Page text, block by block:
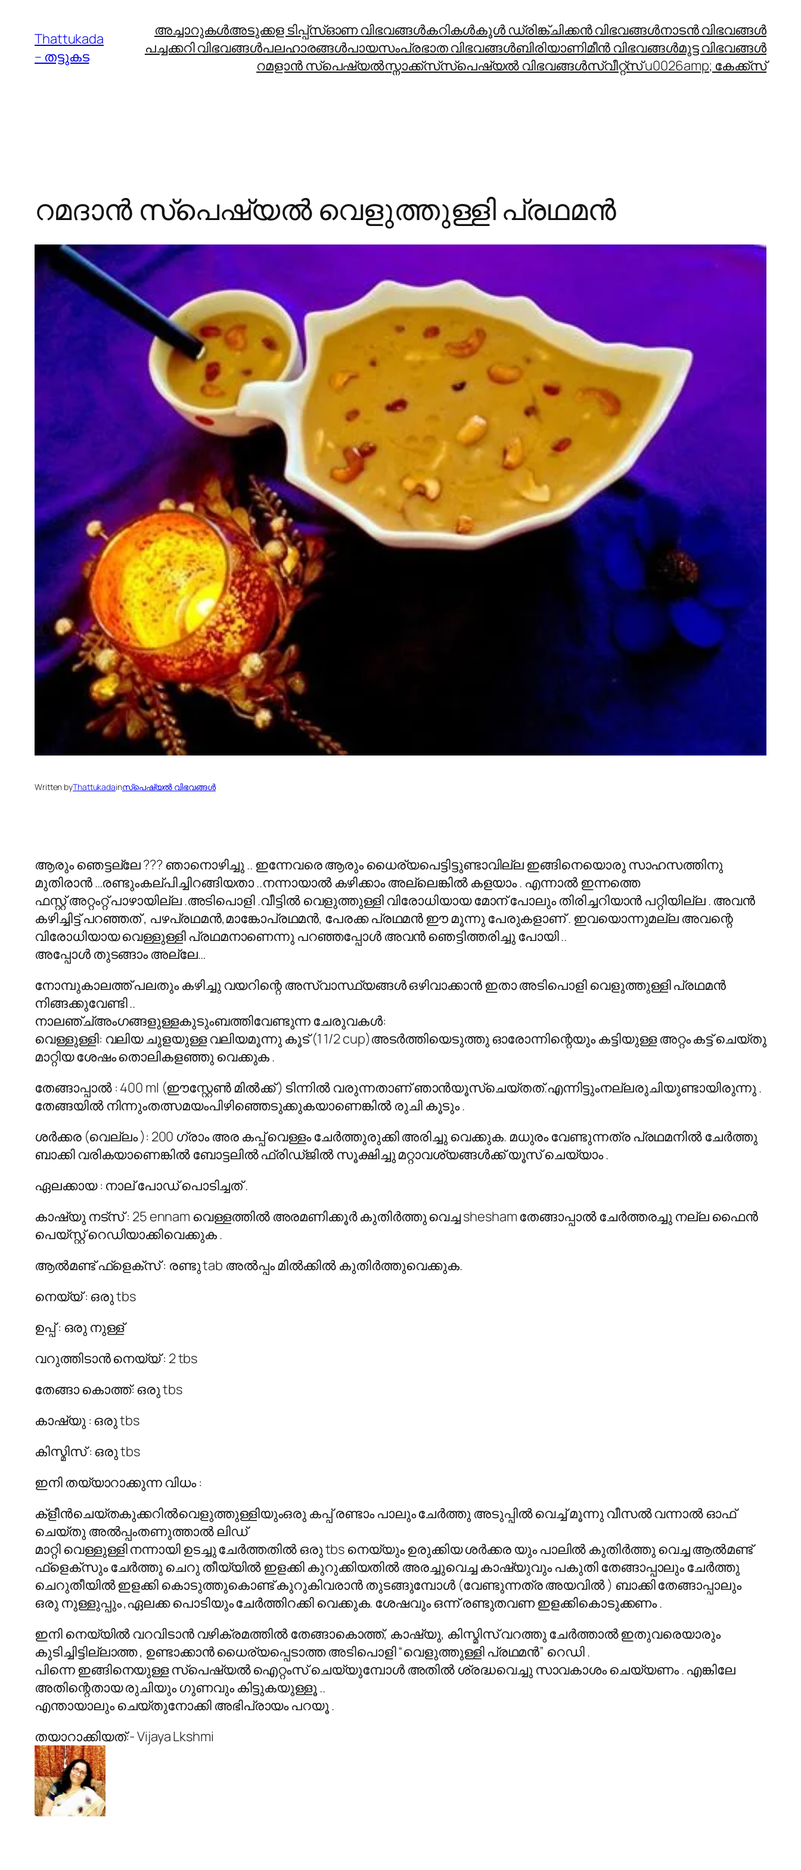
content
Thattukada
– തട്ടുകട
അച്ചാറുകള്‍അടുക്കള ടിപ്പ്സ്ഓണ വിഭവങ്ങൾകറികള്‍കൂള്‍ ഡ്രിങ്ക്ചിക്കന്‍ വിഭവങ്ങള്‍നാടന്‍ വിഭവങ്ങള്‍
പച്ചക്കറി വിഭവങ്ങള്‍പലഹാരങ്ങള്‍പായസംപ്രഭാത വിഭവങ്ങള്‍ബിരിയാണിമീന്‍ വിഭവങ്ങള്‍മുട്ട വിഭവങ്ങള്‍
റമളാന്‍ സ്പെഷ്യല്‍സ്നാക്ക്സ്സ്പെഷ്യല്‍ വിഭവങ്ങള്‍സ്വീറ്റ്സ് u0026amp; കേക്ക്സ്
റമദാൻ സ്‌പെഷ്യൽ വെളുത്തുള്ളി പ്രഥമൻ
Written byThattukadainസ്പെഷ്യല്‍ വിഭവങ്ങള്‍
ആരും ഞെട്ടല്ലേ ??? ഞാനൊഴിച്ചു .. ഇന്നേവരെ ആരും ധൈര്യപെട്ടിട്ടുണ്ടാവില്ല ഇങ്ങിനെയൊരു സാഹസത്തിനു
മുതിരാൻ …രണ്ടുംകല്പിച്ചിറങ്ങിയതാ ..നന്നായാൽ കഴിക്കാം അല്ലെങ്കിൽ കളയാം . എന്നാൽ ഇന്നത്തെ
ഫസ്റ്റ് അറ്റംറ്റ് പാഴായില്ല .അടിപൊളി .വീട്ടിൽ വെളുത്തുള്ളി വിരോധിയായ മോന് പോലും തിരിച്ചറിയാൻ പറ്റിയില്ല . അവൻ
കഴിച്ചിട്ട് പറഞ്ഞത് , പഴപ്രഥമൻ,മാങ്കോപ്രഥമൻ, പേരക്ക പ്രഥമൻ ഈ മൂന്നു പേരുകളാണ് . ഇവയൊന്നുമല്ല അവന്റെ
വിരോധിയായ വെള്ളുള്ളി പ്രഥമനാണെന്നു പറഞ്ഞപ്പോൾ അവൻ ഞെട്ടിത്തരിച്ചു പോയി ..
അപ്പോൾ തുടങ്ങാം അല്ലേ…
നോമ്പുകാലത്ത് പലതും കഴിച്ചു വയറിന്റെ അസ്വാസ്ഥ്യങ്ങൾ ഒഴിവാക്കാൻ ഇതാ അടിപൊളി വെളുത്തുള്ളി പ്രഥമൻ
നിങ്ങക്കുവേണ്ടി ..
നാലഞ്ച്അംഗങ്ങളുള്ളകുടുംബത്തിവേണ്ടുന്ന ചേരുവകൾ:
വെള്ളുള്ളി: വലിയ ചുളയുള്ള വലിയമൂന്നു കൂട് (1 1/2 cup)അടർത്തിയെടുത്തു ഓരോന്നിന്റെയും കട്ടിയുള്ള അറ്റം കട്ട് ചെയ്തു
മാറ്റിയ ശേഷം തൊലികളഞ്ഞു വെക്കുക .
തേങ്ങാപ്പാൽ : 400 ml (ഈസ്റ്റേൺ മിൽക്ക് ) ടിന്നിൽ വരുന്നതാണ് ഞാൻയൂസ്ചെയ്തത്.എന്നിട്ടുംനല്ലരുചിയുണ്ടായിരുന്നു .
തേങ്ങയിൽ നിന്നുംതത്സമയംപിഴിഞ്ഞെടുക്കുകയാണെങ്കിൽ രുചി കൂടും .
ശർക്കര (വെല്ലം ): 200 ഗ്രാം അര കപ്പ് വെള്ളം ചേർത്തുരുക്കി അരിച്ചു വെക്കുക. മധുരം വേണ്ടുന്നത്ര പ്രഥമനിൽ ചേർത്തു
ബാക്കി വരികയാണെങ്കിൽ ബോട്ടലിൽ ഫ്രിഡ്‌ജിൽ സൂക്ഷിച്ചു മറ്റാവശ്യങ്ങൾക്ക് യൂസ് ചെയ്യാം .
ഏലക്കായ : നാല് പോഡ് പൊടിച്ചത് .
കാഷ്യു നട്സ് : 25 ennam വെള്ളത്തിൽ അരമണിക്കൂർ കുതിർത്തു വെച്ച shesham തേങ്ങാപ്പാൽ ചേർത്തരച്ചു നല്ല ഫൈൻ
പെയ്‌സ്റ്റ് റെഡിയാക്കിവെക്കുക .
ആൽമണ്ട് ഫ്‌ളെക്‌സ് : രണ്ടു tab അൽപ്പം മിൽക്കിൽ കുതിർത്തുവെക്കുക.
നെയ്യ് : ഒരു tbs
ഉപ്പ് : ഒരു നുള്ള്
വറുത്തിടാൻ നെയ്യ് : 2 tbs
തേങ്ങാ കൊത്ത്: ഒരു tbs
കാഷ്യു : ഒരു tbs
കിസ്മിസ് : ഒരു tbs
ഇനി തയ്യാറാക്കുന്ന വിധം :
ക്ളീൻചെയ്തകുക്കറിൽവെളുത്തുള്ളിയുംഒരു കപ്പ് രണ്ടാം പാലും ചേർത്തു അടുപ്പിൽ വെച്ച് മൂന്നു വീസൽ വന്നാൽ ഓഫ്
ചെയ്തു അൽപ്പംതണുത്താൽ ലിഡ്
മാറ്റി വെള്ളുള്ളി നന്നായി ഉടച്ചു ചേർത്തതിൽ ഒരു tbs നെയ്യും ഉരുക്കിയ ശർക്കര യും പാലിൽ കുതിർത്തു വെച്ച ആൽമണ്ട്
ഫ്‌ളെക്‌സും ചേർത്തു ചെറു തീയ്യിൽ ഇളക്കി കുറുക്കിയതിൽ അരച്ചുവെച്ച കാഷ്യുവും പകുതി തേങ്ങാപ്പാലും ചേർത്തു
ചെറുതീയിൽ ഇളക്കി കൊടുത്തുകൊണ്ട് കുറുകിവരാൻ തുടങ്ങുമ്പോൾ (വേണ്ടുന്നത്ര അയവിൽ ) ബാക്കി തേങ്ങാപ്പാലും
ഒരു നുള്ളുപ്പും ,ഏലക്ക പൊടിയും ചേർത്തിറക്കി വെക്കുക. ശേഷവും ഒന്ന് രണ്ടുതവണ ഇളക്കികൊടുക്കണം .
ഇനി നെയ്യിൽ വറവിടാൻ വഴിക്രമത്തിൽ തേങ്ങാകൊത്ത്, കാഷ്യു, കിസ്മിസ് വറത്തു ചേർത്താൽ ഇതുവരെയാരും
കുടിച്ചിട്ടില്ലാത്ത , ഉണ്ടാക്കാൻ ധൈര്യപ്പെടാത്ത അടിപൊളി “വെളുത്തുള്ളി പ്രഥമൻ” റെഡി .
പിന്നെ ഇങ്ങിനെയുള്ള സ്‌പെഷ്യൽ ഐറ്റംസ് ചെയ്യുമ്പോൾ അതിൽ ശ്രദ്ധവെച്ചു സാവകാശം ചെയ്യണം . എങ്കിലേ
അതിന്റെതായ രുചിയും ഗുണവും കിട്ടുകയുള്ളൂ ..
എന്തായാലും ചെയ്തുനോക്കി അഭിപ്രായം പറയൂ .
തയാറാക്കിയത്:- Vijaya Lkshmi